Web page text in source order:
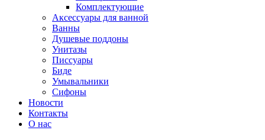
Комплектующие
Аксессуары для ванной
Ванны
Душевые поддоны
Унитазы
Писсуары
Биде
Умывальники
Сифоны
Новости
Контакты
О нас